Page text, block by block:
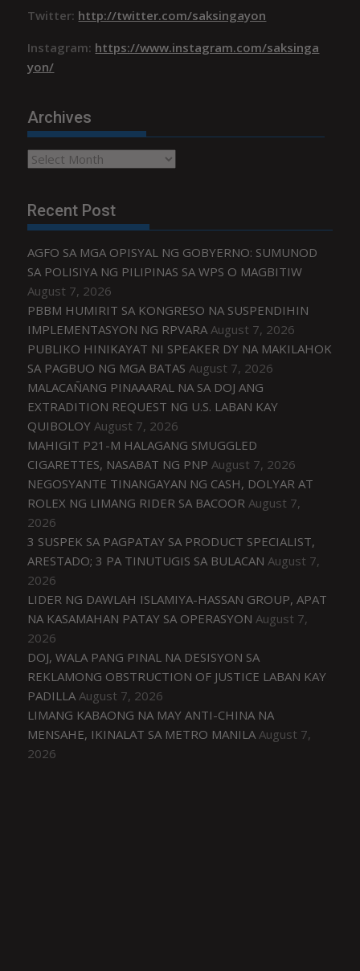
Twitter: http://twitter.com/saksingayon
Instagram: https://www.instagram.com/saksinga
yon/
Archives
Archives
Recent Post
AGFO SA MGA OPISYAL NG GOBYERNO: SUMUNOD
SA POLISIYA NG PILIPINAS SA WPS O MAGBITIW
August 7, 2026
PBBM HUMIRIT SA KONGRESO NA SUSPENDIHIN
IMPLEMENTASYON NG RPVARA August 7, 2026
PUBLIKO HINIKAYAT NI SPEAKER DY NA MAKILAHOK
SA PAGBUO NG MGA BATAS August 7, 2026
MALACAÑANG PINAAARAL NA SA DOJ ANG
EXTRADITION REQUEST NG U.S. LABAN KAY
QUIBOLOY August 7, 2026
MAHIGIT P21-M HALAGANG SMUGGLED
CIGARETTES, NASABAT NG PNP August 7, 2026
NEGOSYANTE TINANGAYAN NG CASH, DOLYAR AT
ROLEX NG LIMANG RIDER SA BACOOR August 7,
2026
3 SUSPEK SA PAGPATAY SA PRODUCT SPECIALIST,
ARESTADO; 3 PA TINUTUGIS SA BULACAN August 7,
2026
LIDER NG DAWLAH ISLAMIYA-HASSAN GROUP, APAT
NA KASAMAHAN PATAY SA OPERASYON August 7,
2026
DOJ, WALA PANG PINAL NA DESISYON SA
REKLAMONG OBSTRUCTION OF JUSTICE LABAN KAY
PADILLA August 7, 2026
LIMANG KABAONG NA MAY ANTI-CHINA NA
MENSAHE, IKINALAT SA METRO MANILA August 7,
2026